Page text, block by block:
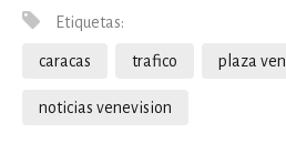
Etiquetas:
caracas trafico plaza
noticias venevision